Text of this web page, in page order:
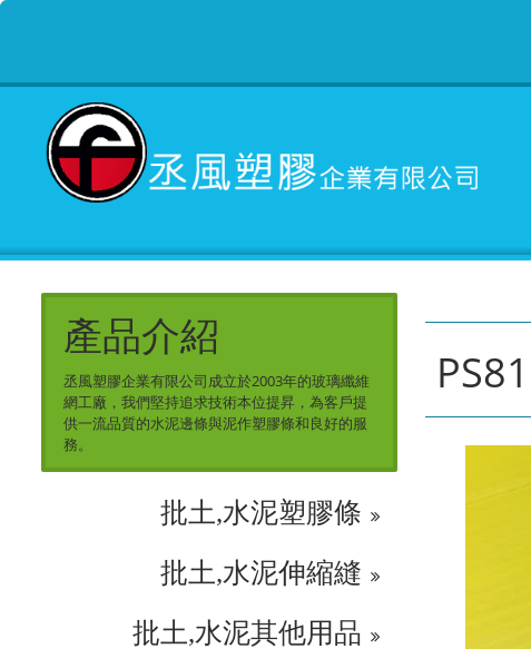
產品介紹
丞風塑膠企業有限公司成立於2003年的玻璃纖維
網工廠，我們堅持追求技術本位提昇，為客戶提
供一流品質的水泥邊條與泥作塑膠條和良好的服
務。
批土,水泥塑膠條
批土,水泥伸縮縫
批土,水泥其他用品